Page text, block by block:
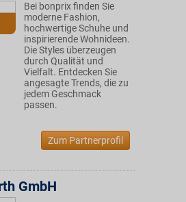
Bei bonprix finden Sie
moderne Fashion,
hochwertige Schuhe und
inspirierende Wohnideen.
Die Styles überzeugen
durch Qualität und
Vielfalt. Entdecken Sie
angesagte Trends, die zu
jedem Geschmack
passen.
Zum Partnerprofil
GmbH